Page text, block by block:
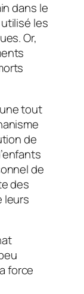
dans le
les
Or,
tout
de
de
des
leurs
force